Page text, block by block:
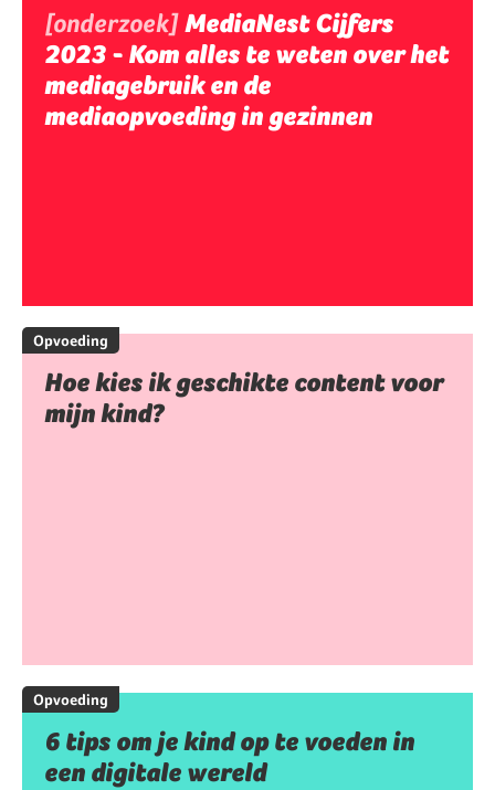
[onderzoek]MediaNest Cijfers
2023 - Kom alles te weten over het
mediagebruik en de
mediaopvoeding in gezinnen
Opvoeding
Hoe kies ik geschikte content voor
mijn kind?
Opvoeding
6 tips om je kind op te voeden in
een digitale wereld